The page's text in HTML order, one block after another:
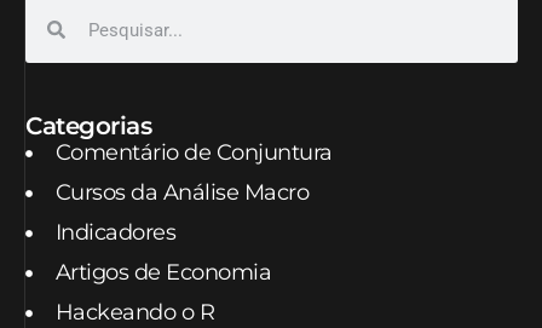
Categorias
Comentário de Conjuntura
Cursos da Análise Macro
Indicadores
Artigos de Economia
Hackeando o R